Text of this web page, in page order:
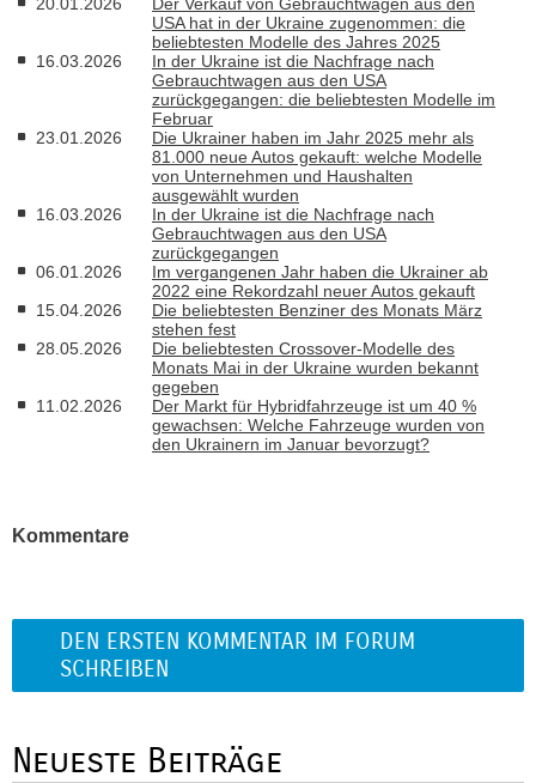
USA hat in der Ukraine zugenommen: die
beliebtesten Modelle des Jahres 2025
16.03.2026
In der Ukraine ist die Nachfrage nach
Gebrauchtwagen aus den USA
zurückgegangen: die beliebtesten Modelle im
Februar
23.01.2026
Die Ukrainer haben im Jahr 2025 mehr als
81.000 neue Autos gekauft: welche Modelle
von Unternehmen und Haushalten
ausgewählt wurden
16.03.2026
In der Ukraine ist die Nachfrage nach
Gebrauchtwagen aus den USA
zurückgegangen
06.01.2026
Im vergangenen Jahr haben die Ukrainer ab
2022 eine Rekordzahl neuer Autos gekauft
15.04.2026
Die beliebtesten Benziner des Monats März
stehen fest
28.05.2026
Die beliebtesten Crossover-Modelle des
Monats Mai in der Ukraine wurden bekannt
gegeben
11.02.2026
Der Markt für Hybridfahrzeuge ist um 40 %
gewachsen: Welche Fahrzeuge wurden von
den Ukrainern im Januar bevorzugt?
Kommentare
DEN ERSTEN KOMMENTAR IM FORUM
SCHREIBEN
Neueste Beiträge